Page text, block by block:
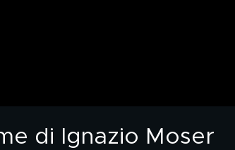
di Ignazio Moser